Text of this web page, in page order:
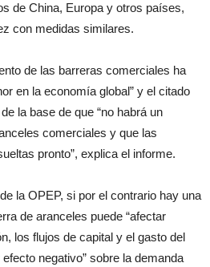
de China, Europa y otros países,
con medidas similares.
de las barreras comerciales ha
en la economía global” y el citado
la base de que “no habrá un
comerciales y que las
pronto”, explica el informe.
la OPEP, si por el contrario hay una
de aranceles puede “afectar
los flujos de capital y el gasto del
negativo” sobre la demanda